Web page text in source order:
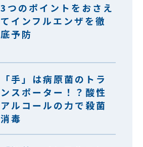
3つのポイントをおさえ
てインフルエンザを徹
底予防
「手」は病原菌のトラ
ンスポーター！？酸性
アルコールの力で殺菌
消毒